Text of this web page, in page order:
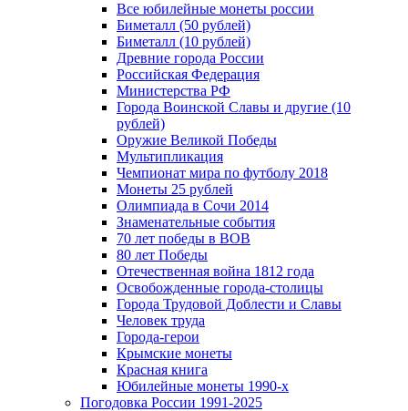
Все юбилейные монеты россии
Биметалл (50 рублей)
Биметалл (10 рублей)
Древние города России
Российская Федерация
Министерства РФ
Города Воинской Славы и другие (10
рублей)
Оружие Великой Победы
Мультипликация
Чемпионат мира по футболу 2018
Монеты 25 рублей
Олимпиада в Сочи 2014
Знаменательные события
70 лет победы в ВОВ
80 лет Победы
Отечественная война 1812 года
Освобожденные города-столицы
Города Трудовой Доблести и Славы
Человек труда
Города-герои
Крымские монеты
Красная книга
Юбилейные монеты 1990-х
Погодовка России 1991-2025